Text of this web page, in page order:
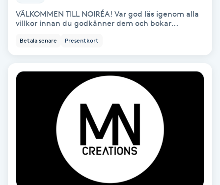
Medial vägledning
Megavolymfransar
VÄLKOMMEN TILL NOIRÉA! Var god läs igenom alla
villkor innan du godkänner dem och bokar...
Betala senare Presentkort